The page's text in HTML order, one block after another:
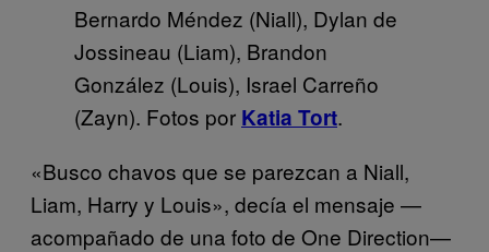
Bernardo Méndez (Niall), Dylan de
Jossineau (Liam), Brandon
González (Louis), Israel Carreño
(Zayn). Fotos por Katia Tort.
«Busco chavos que se parezcan a Niall,
Liam, Harry y Louis», decía el mensaje —
acompañado de una foto de One Direction—